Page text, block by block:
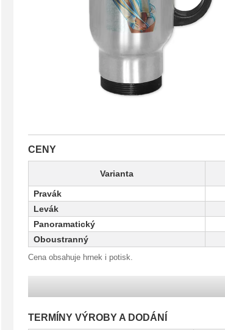
CENY
Varianta
Pravák
Levák
Panoramatický
Oboustranný
Cena obsahuje hrnek i potisk.
TERMÍNY VÝROBY A DODÁNÍ